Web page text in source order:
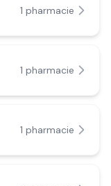
1 pharmacie
1 pharmacie
1 pharmacie